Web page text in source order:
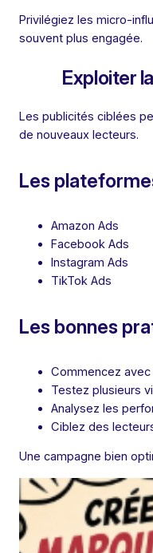
Privilégiez les micro-
souvent plus engagée.
Exploiter
Les publicités ciblées
de nouveaux lecteurs.
Les
Amazon Ads
Facebook Ads
Instagram Ads
TikTok Ads
Les bonnes
Commencez
Testez plusieurs
Analysez les
Ciblez des
Une campagne bien